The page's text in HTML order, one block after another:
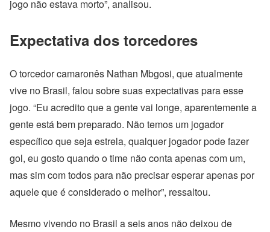
jogo não estava morto”, analisou.
Expectativa dos torcedores
O torcedor camaronês Nathan Mbgosi, que atualmente
vive no Brasil, falou sobre suas expectativas para esse
jogo. “Eu acredito que a gente vai longe, aparentemente a
gente está bem preparado. Não temos um jogador
específico que seja estrela, qualquer jogador pode fazer
gol, eu gosto quando o time não conta apenas com um,
mas sim com todos para não precisar esperar apenas por
aquele que é considerado o melhor”, ressaltou.
Mesmo vivendo no Brasil a seis anos não deixou de